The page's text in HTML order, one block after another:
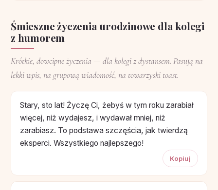
Śmieszne życzenia urodzinowe dla kolegi
z humorem
Krótkie, dowcipne życzenia — dla kolegi z dystansem. Pasują na
lekki wpis, na grupową wiadomość, na towarzyski toast.
Stary, sto lat! Życzę Ci, żebyś w tym roku zarabiał
więcej, niż wydajesz, i wydawał mniej, niż
zarabiasz. To podstawa szczęścia, jak twierdzą
eksperci. Wszystkiego najlepszego!
Kopiuj